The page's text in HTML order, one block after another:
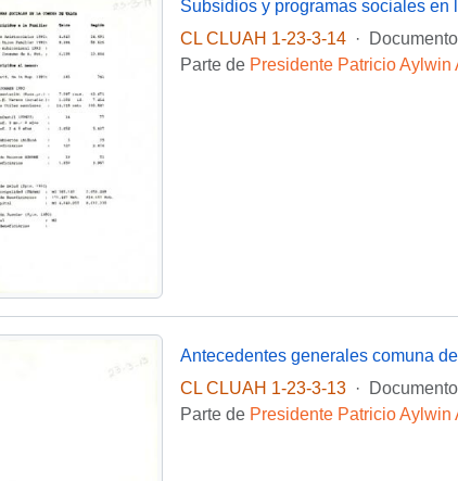
Subsidios y programas sociales en
CL CLUAH 1-23-3-14
·
Documento
Parte de Presidente Patricio Aylwin
Antecedentes generales comuna
CL CLUAH 1-23-3-13
·
Documento
Parte de Presidente Patricio Aylwin